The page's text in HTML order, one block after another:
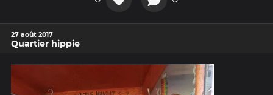
27 août 2017
Quartier hippie